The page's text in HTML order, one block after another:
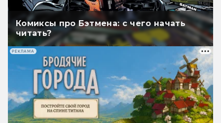
Комиксы про Бэтмена: с чего начать
читать?
РЕКЛАМА